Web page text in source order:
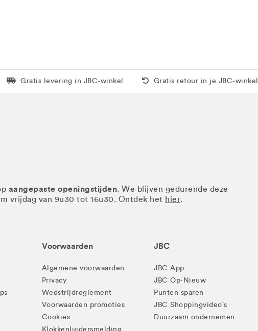
Levering in 1 pakket
Gratis levering in JBC-winkel Gratis thuis vanaf 50 euro
Gratis retour in je JBC-winkel
aangepaste openingstijden. We blijven gedurende deze
vrijdag van 9u30 tot 16u30. Ontdek het hier.
Voorwaarden
Algemene voorwaarden
Privacy
Wedstrijdreglement
Voorwaarden promoties
Cookies
JBC
JBC App
JBC Op-Nieuw
Punten sparen
JBC Shoppingvideo's
Duurzaam ondernemen